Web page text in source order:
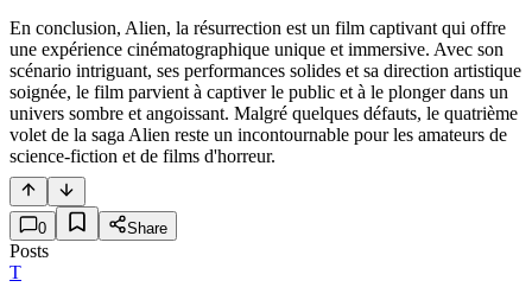
En conclusion, Alien, la résurrection est un film captivant qui offre
une expérience cinématographique unique et immersive. Avec son
scénario intriguant, ses performances solides et sa direction artistique
soignée, le film parvient à captiver le public et à le plonger dans un
univers sombre et angoissant. Malgré quelques défauts, le quatrième
volet de la saga Alien reste un incontournable pour les amateurs de
science-fiction et de films d'horreur.
0 Share
Posts
T